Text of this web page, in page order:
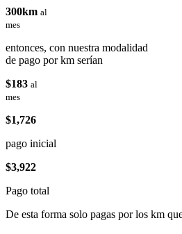
300km al
mes
entonces, con nuestra modalidad
de pago por km serían
$183 al
mes
$1,726
pago inicial
$3,922
Pago total
De esta forma solo pagas por los km